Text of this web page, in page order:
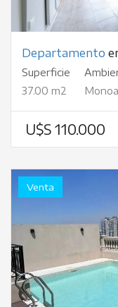
Departamento
Superficie
37.00 m2
U$S 110.000
Venta